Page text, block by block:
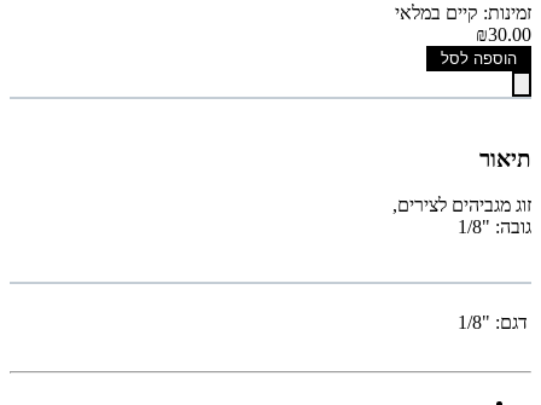
זמינות: קיים במלאי
₪30.00
הוספה לסל
תיאור
זוג מגביהים לצירים,
גובה: "1/8
דגם: "1/8